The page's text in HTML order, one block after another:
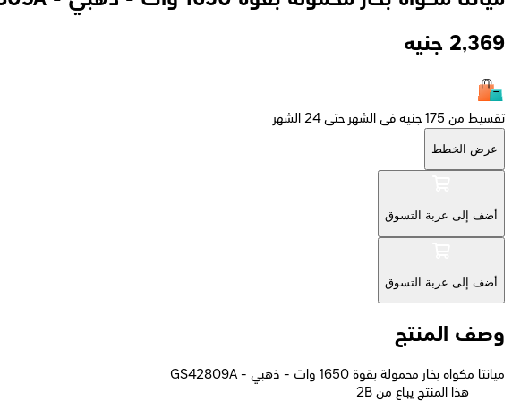
2,369 جنيه
تقسيط من 175 جنيه فى الشهر حتى 24 الشهر
عرض الخطط
أضف إلى عربة التسوق
أضف إلى عربة التسوق
وصف المنتج
ميانتا مكواه بخار محمولة بقوة 1650 وات - ذهبي - GS42809A
2B هذا المنتج يباع من